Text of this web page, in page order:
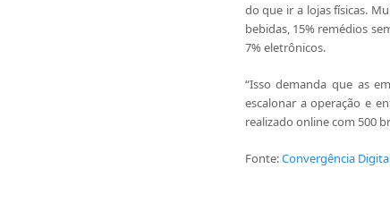
do que ir a lojas físicas.
bebidas, 15% remédios
7% eletrônicos.
“Isso demanda que as
escalonar a operação e
realizado online com 500
Fonte:Convergência